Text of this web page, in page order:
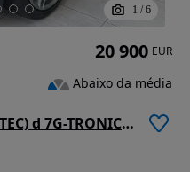
1 / 6
Mercedes-Benz C 220 (BlueTEC) d 7G-TRONIC AMG Line
20 900 EUR
Abaixo da média